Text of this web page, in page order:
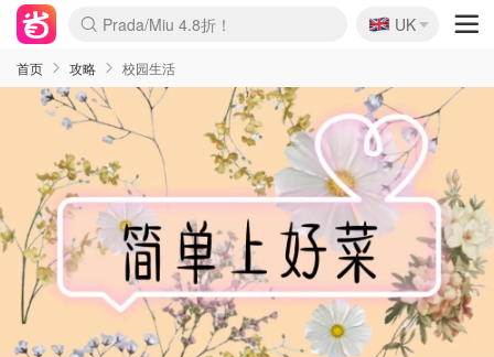
麦卢卡蜂蜜夏促！个位数！
Prada/Miu 4.8折！
啥？必胜客披萨5折！
🇬🇧
UK
首页 攻略 校园生活